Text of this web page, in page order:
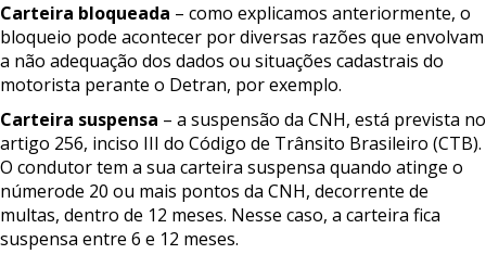
Carteira bloqueada – como explicamos anteriormente, o
bloqueio pode acontecer por diversas razões que envolvam
a não adequação dos dados ou situações cadastrais do
motorista perante o Detran, por exemplo.
Carteira suspensa – a suspensão da CNH, está prevista no
artigo 256, inciso III do Código de Trânsito Brasileiro (CTB).
O condutor tem a sua carteira suspensa quando atinge o
númerode 20 ou mais pontos da CNH, decorrente de
multas, dentro de 12 meses. Nesse caso, a carteira fica
suspensa entre 6 e 12 meses.